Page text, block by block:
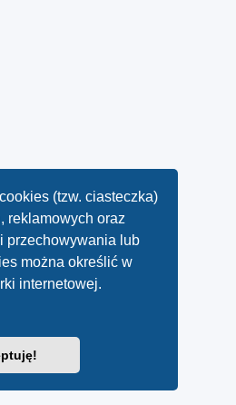
(tzw. ciasteczka)
reklamowych oraz
przechowywania lub
można określić w
internetowej.